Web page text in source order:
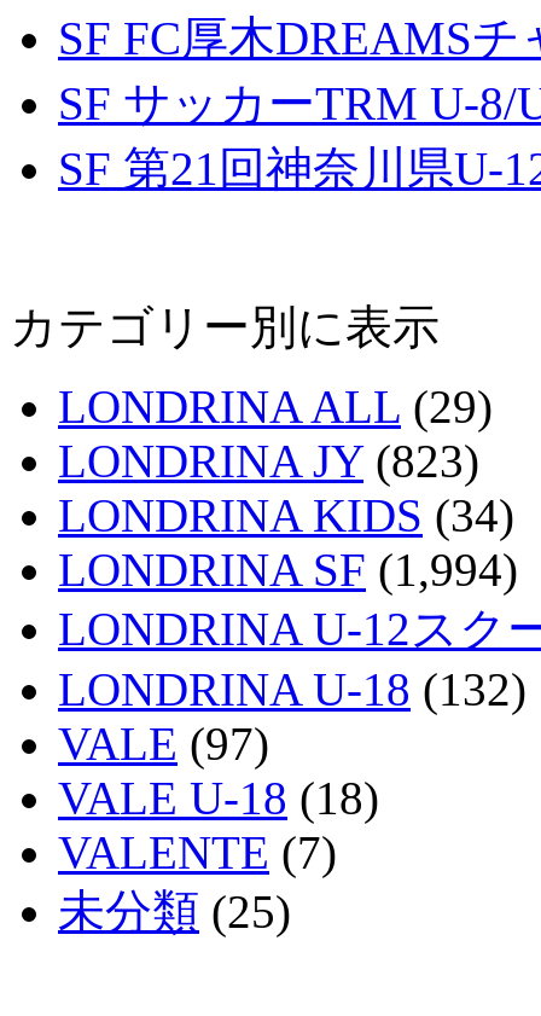
SF FC厚木DREAMS
SF サッカーTRM U-8/
SF 第21回神奈川県U-
カテゴリー別に表示
LONDRINA ALL (29)
LONDRINA JY(823)
LONDRINA KIDS (34)
LONDRINA SF (1,994)
LONDRINA U-12スク
LONDRINA U-18 (132)
VALE (97)
VALE U-18 (18)
VALENTE (7)
未分類 (25)